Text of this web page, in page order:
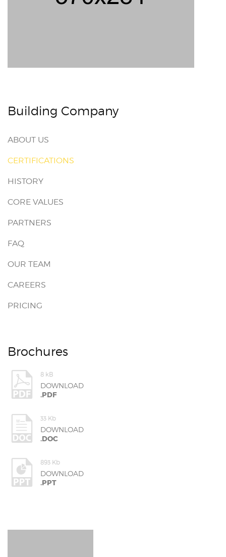
Building Company
ABOUT US
CERTIFICATIONS
HISTORY
CORE VALUES
PARTNERS
FAQ
OUR TEAM
CAREERS
PRICING
Brochures
8 kB
DOWNLOAD
.PDF
33 Kb
DOWNLOAD
.DOC
893 Kb
DOWNLOAD
.PPT